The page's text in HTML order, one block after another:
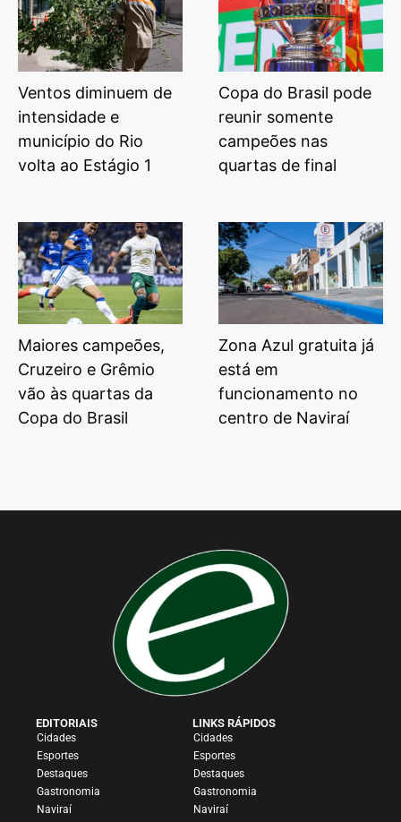
Ventos diminuem de
intensidade e
município do Rio
volta ao Estágio 1
Copa do Brasil pode
reunir somente
campeões nas
quartas de final
Maiores campeões,
Cruzeiro e Grêmio
vão às quartas da
Copa do Brasil
Zona Azul gratuita já
está em
funcionamento no
centro de Naviraí
EDITORIAIS
Cidades
Esportes
Destaques
Gastronomia
Naviraí
LINKS RÁPIDOS
Cidades
Esportes
Destaques
Gastronomia
Naviraí